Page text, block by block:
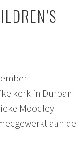
kerk in Durban
Moodley
aan de